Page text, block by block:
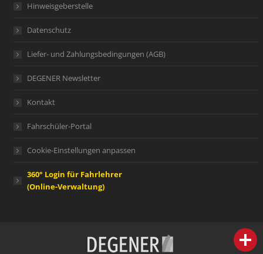
Hinweisgeberstelle
Datenschutz
Liefer- und Zahlungsbedingungen (AGB)
DEGENER Newsletter
Kontakt
Fahrschüler-Portal
Cookie-Einstellungen anpassen
360° Login für Fahrlehrer
(Online-Verwaltung)
person IHR FACHBERATER